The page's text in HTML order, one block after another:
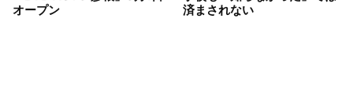
オープン
済まされない